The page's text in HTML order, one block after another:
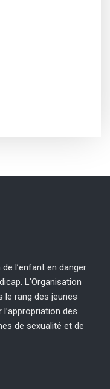
l’enfant en danger
L’Organisation
le rang des jeunes
l’appropriation des
de sexualité et de